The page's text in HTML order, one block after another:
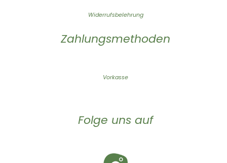
Widerrufsbelehrung
Zahlungsmethoden
Vorkasse
Folge uns auf